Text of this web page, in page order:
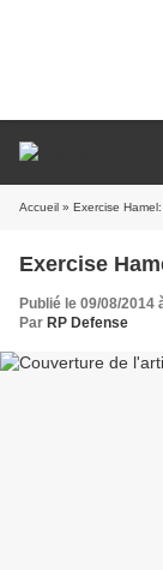
Accueil » Exercise
Exercise
Publié le 09/08/2014
Par RP Defense